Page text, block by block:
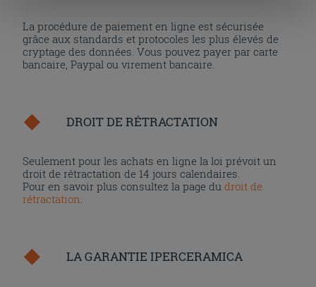
la touche « X », vous pourrez continuer à naviguer après
l'installation des cookies techniques uniquement.
La procédure de paiement en ligne est sécurisée
grâce aux standards et protocoles les plus élevés de
cryptage des données. Vous pouvez payer par carte
bancaire, Paypal ou virement bancaire.
DROIT DE RÉTRACTATION
Seulement pour les achats en ligne la loi prévoit un
droit de rétractation de 14 jours calendaires.
Pour en savoir plus consultez la page dudroit de
rétractation
LA GARANTIE IPERCERAMICA